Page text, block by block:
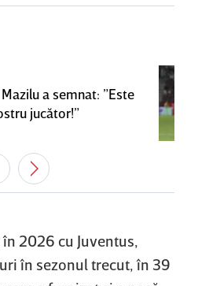
a semnat: ”Este
jucător!”
2026 cu Juventus,
în sezonul trecut, în 39